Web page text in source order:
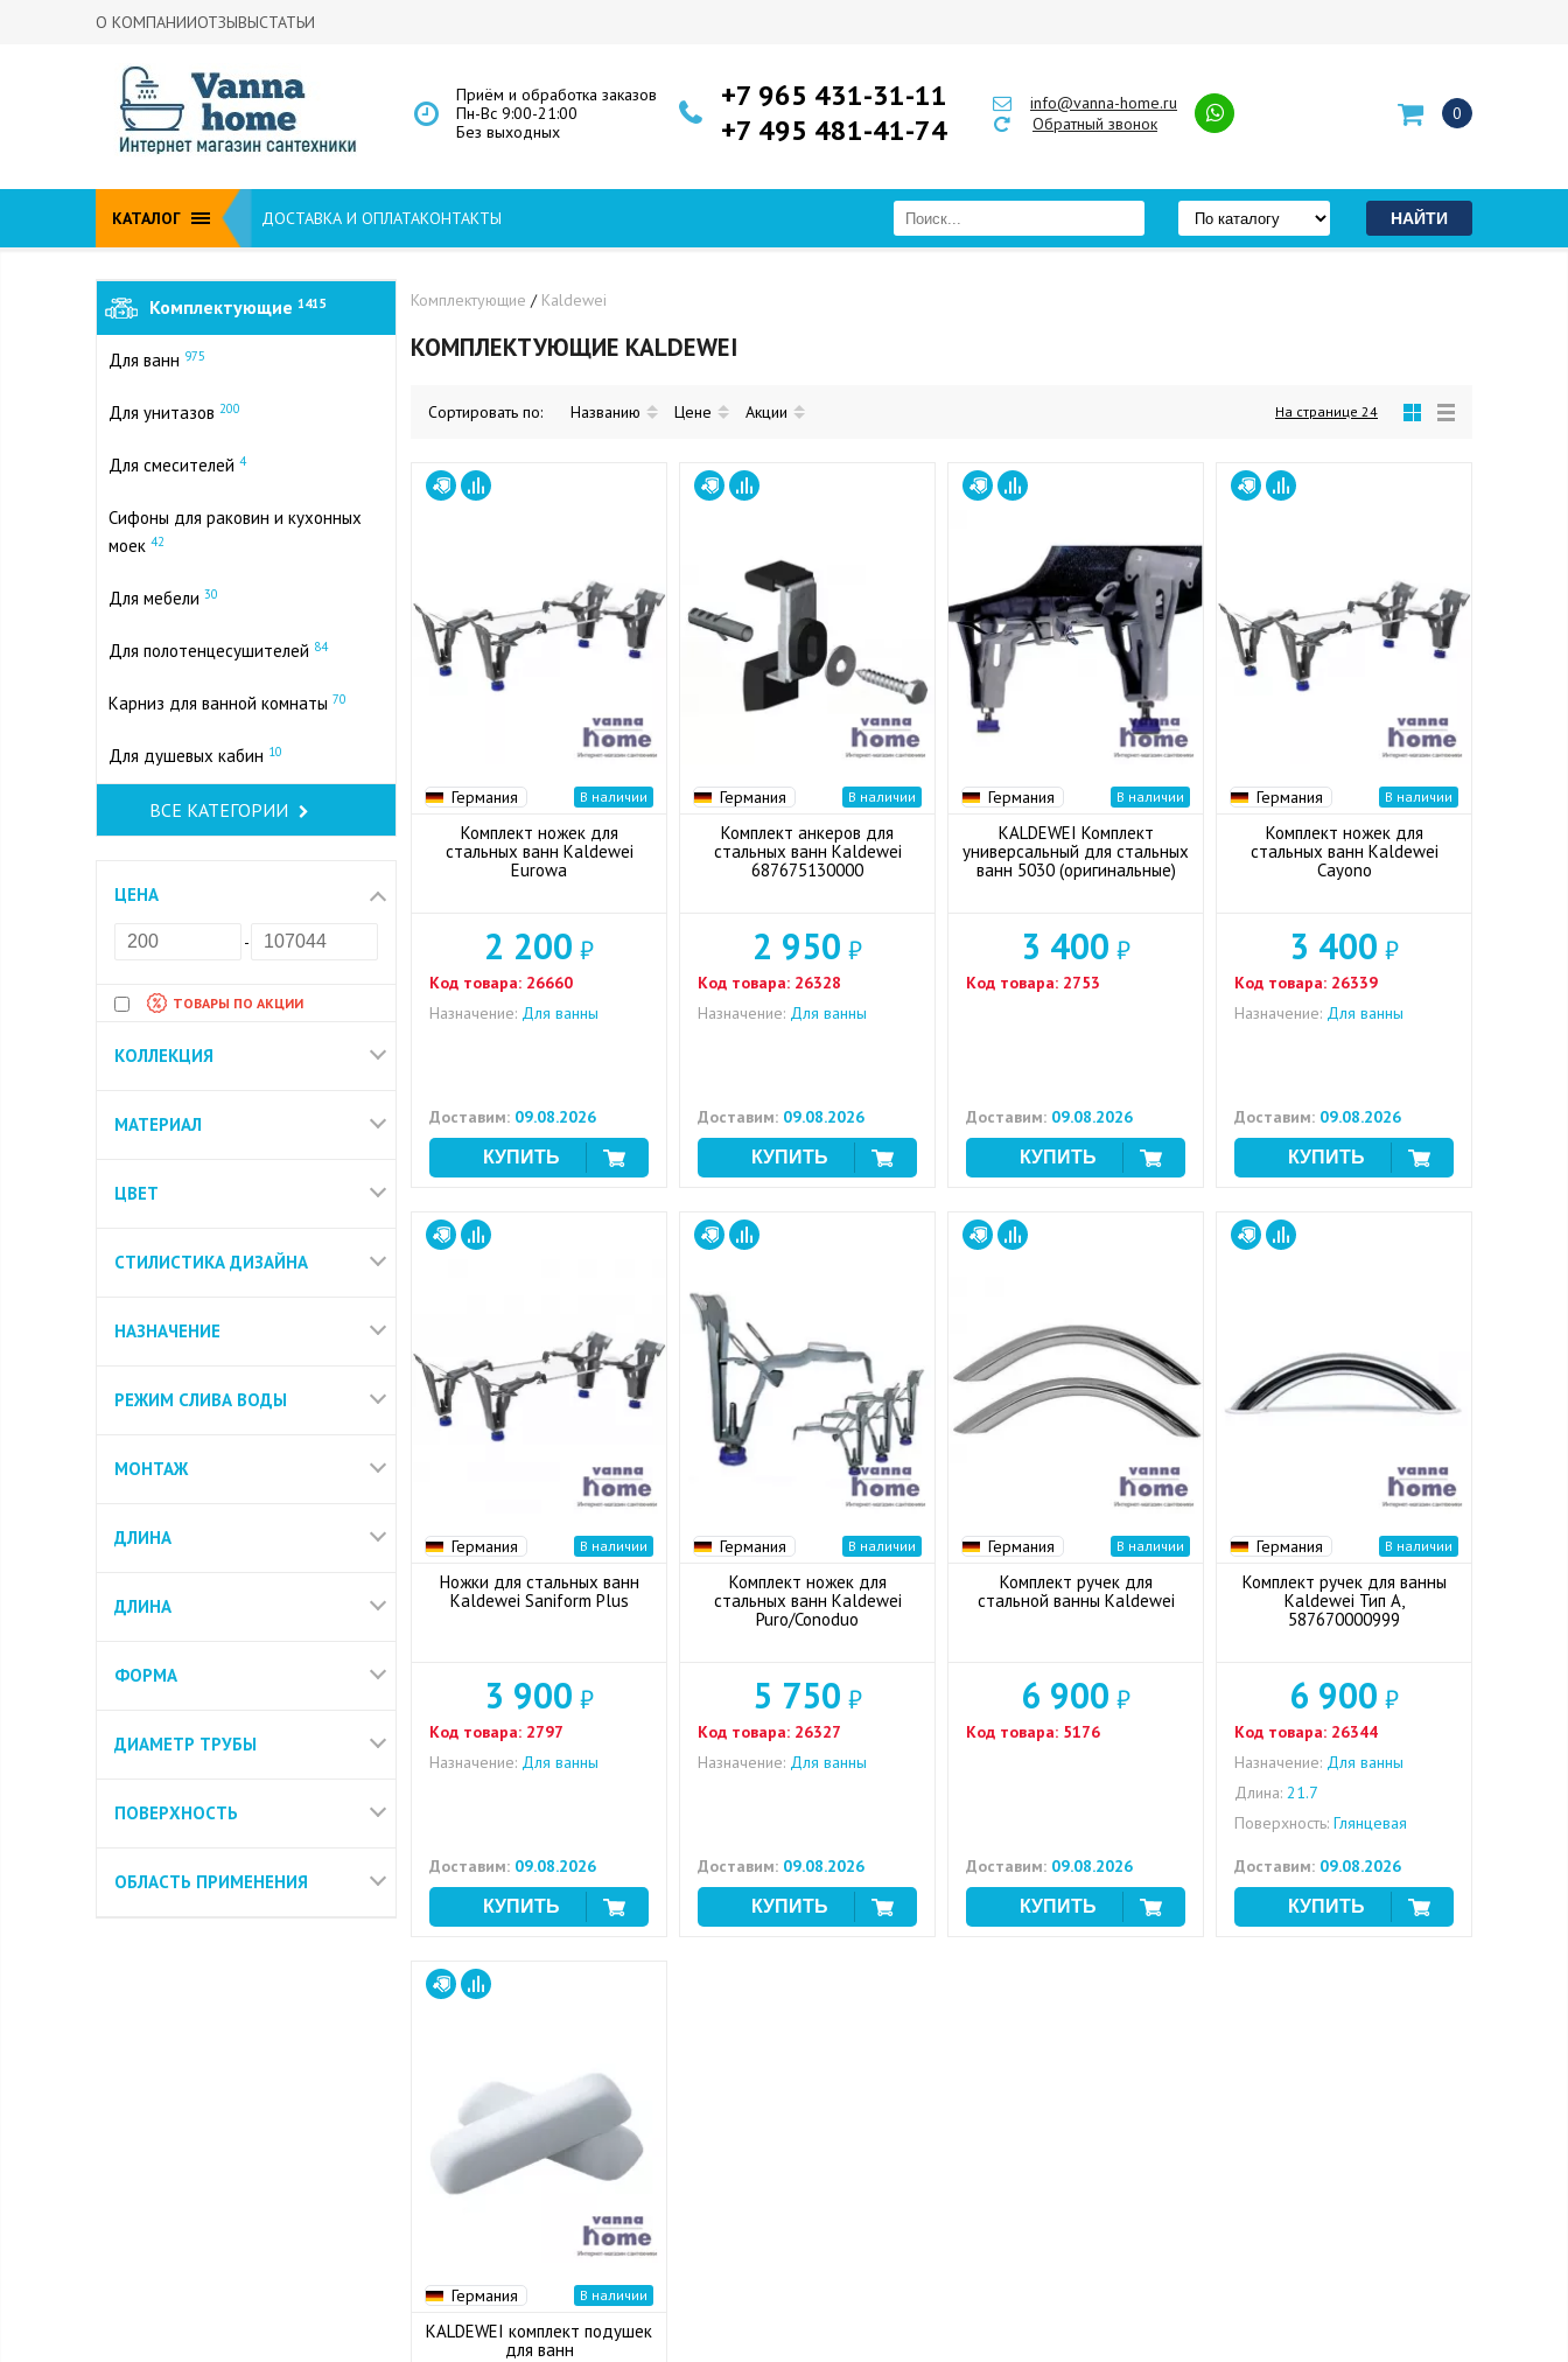
О КОМПАНИИОТЗЫВЫСТАТЬИ
Приём и обработка заказов
Пн-Вс 9:00-21:00
Без выходных
+7 965 431-31-11
+7 495 481-41-74
info@vanna-home.ru
Обратный звонок
0
КАТАЛОГ ДОСТАВКА И ОПЛАТАКОНТАКТЫ
Комплектующие 1415
Для ванн 975
Для унитазов 200
Для смесителей 4
Сифоны для раковин и кухонных
моек 42
Для мебели 30
Для полотенцесушителей 84
Карниз для ванной комнаты 70
Для душевых кабин 10
ВСЕ КАТЕГОРИИ
ЦЕНА
-
ТОВАРЫ ПО АКЦИИ
КОЛЛЕКЦИЯ
МАТЕРИАЛ
ЦВЕТ
СТИЛИСТИКА ДИЗАЙНА
НАЗНАЧЕНИЕ
РЕЖИМ СЛИВА ВОДЫ
МОНТАЖ
ДЛИНА
ДЛИНА
ФОРМА
ДИАМЕТР ТРУБЫ
ПОВЕРХНОСТЬ
ОБЛАСТЬ ПРИМЕНЕНИЯ
Комплектующие / Kaldewei
КОМПЛЕКТУЮЩИЕ KALDEWEI
Сортировать по: Названию Цене Акции На странице 24
Германия В наличии
Комплект ножек для
стальных ванн Kaldewei
Eurowa
2 200 ₽
Код товара: 26660
Назначение: Для ванны
Доставим: 09.08.2026
Германия В наличии
Комплект анкеров для
стальных ванн Kaldewei
687675130000
2 950 ₽
Код товара: 26328
Назначение: Для ванны
Доставим: 09.08.2026
Германия В наличии
KALDEWEI Комплект
универсальный для стальных
ванн 5030 (оригинальные)
3 400 ₽
Код товара: 2753
Доставим: 09.08.2026
Германия В наличии
Комплект ножек для
стальных ванн Kaldewei
Cayono
3 400 ₽
Код товара: 26339
Назначение: Для ванны
Доставим: 09.08.2026
Германия В наличии
Ножки для стальных ванн
Kaldewei Saniform Plus
3 900 ₽
Код товара: 2797
Назначение: Для ванны
Доставим: 09.08.2026
Германия В наличии
Комплект ножек для
стальных ванн Kaldewei
Puro/Conoduo
5 750 ₽
Код товара: 26327
Назначение: Для ванны
Доставим: 09.08.2026
Германия В наличии
Комплект ручек для
стальной ванны Kaldewei
6 900 ₽
Код товара: 5176
Доставим: 09.08.2026
Германия В наличии
Комплект ручек для ванны
Kaldewei Тип A,
587670000999
6 900 ₽
Код товара: 26344
Назначение: Для ванны
Длина: 21.7
Поверхность: Глянцевая
Доставим: 09.08.2026
Германия В наличии
KALDEWEI комплект подушек
для ванн